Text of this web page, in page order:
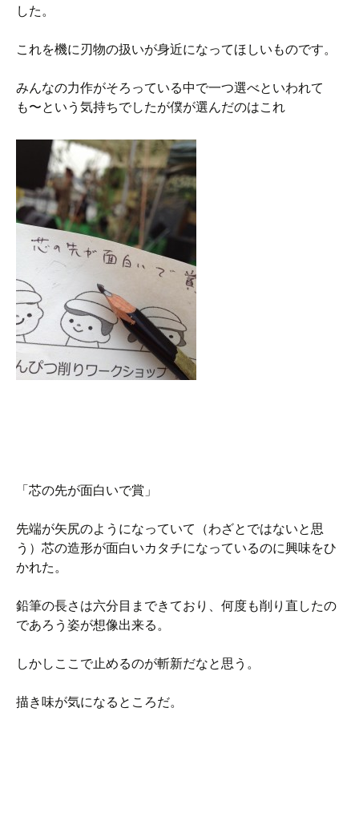
した。
これを機に刃物の扱いが身近になってほしいものです。
みんなの力作がそろっている中で一つ選べといわれて
も〜という気持ちでしたが僕が選んだのはこれ
「芯の先が面白いで賞」
先端が矢尻のようになっていて（わざとではないと思
う）芯の造形が面白いカタチになっているのに興味をひ
かれた。
鉛筆の長さは六分目まできており、何度も削り直したの
であろう姿が想像出来る。
しかしここで止めるのが斬新だなと思う。
描き味が気になるところだ。